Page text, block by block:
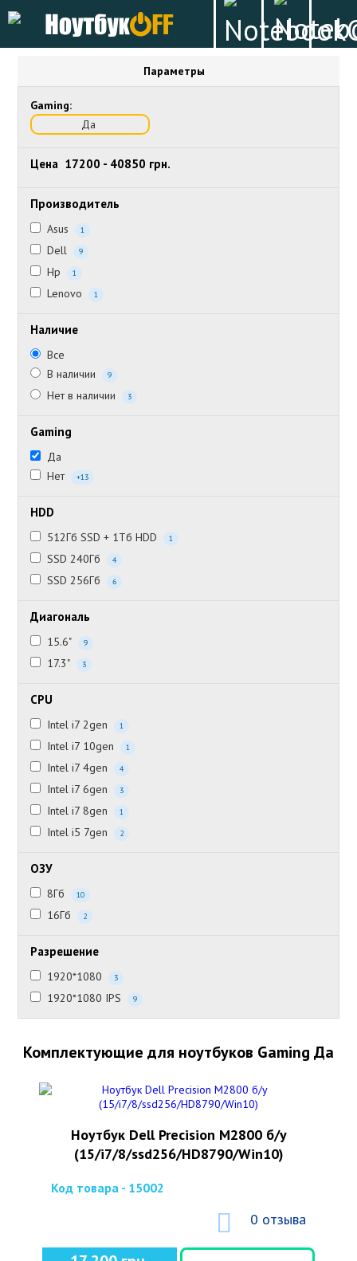
Параметры
Gaming:
Да
Цена 17200 - 40850 грн.
Производитель
Asus 1
Dell 9
Hp 1
Lenovo 1
Наличие
Все
В наличии
9
Нет в наличии 3
Gaming
Да
Нет
+13
HDD
512Гб SSD + 1Тб HDD 1
SSD 240Гб 4
SSD 256Гб 6
Диагональ
15.6" 9
17.3" 3
CPU
Intel i7 2gen 1
Intel i7 10gen 1
Intel i7 4gen 4
Intel i7 6gen 3
Intel i7 8gen 1
Intel i5 7gen 2
ОЗУ
8Гб 10
16Гб 2
Разрешение
1920*1080 3
1920*1080 IPS 9
Комплектующие для ноутбуков Gaming Да
Ноутбук Dell Precision M2800 б/у
(15/i7/8/ssd256/HD8790/Win10)
Код товара - 15002
0 отзыва